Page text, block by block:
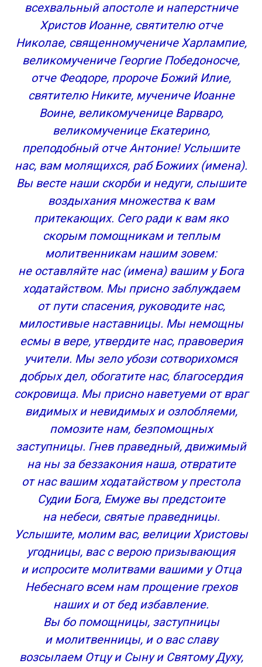
всехвальный апостоле и наперстниче
Христов Иоанне, святителю отче
Николае, священномучениче Харлампие,
великомучениче Георгие Победоносче,
отче Феодоре, пророче Божий Илие,
святителю Никите, мучениче Иоанне
Воине, великомученице Варваро,
великомученице Екатерино,
преподобный отче Антоние! Услышите
нас, вам молящихся, раб Божиих (имена).
Вы весте наши скорби и недуги, слышите
воздыхания множества к вам
притекающих. Сего ради к вам яко
скорым помощникам и теплым
молитвенникам нашим зовем:
не оставляйте нас (имена) вашим у Бога
ходатайством. Мы присно заблуждаем
от пути спасения, руководите нас,
милостивые наставницы. Мы немощны
есмы в вере, утвердите нас, правоверия
учители. Мы зело убози сотворихомся
добрых дел, обогатите нас, благосердия
сокровища. Мы присно наветуеми от враг
видимых и невидимых и озлобляеми,
помозите нам, безпомощных
заступницы. Гнев праведный, движимый
на ны за беззакония наша, отвратите
от нас вашим ходатайством у престола
Судии Бога, Емуже вы предстоите
на небеси, святые праведницы.
Услышите, молим вас, велиции Христовы
угодницы, вас с верою призывающия
и испросите молитвами вашими у Отца
Небеснаго всем нам прощение грехов
наших и от бед избавление.
Вы бо помощницы, заступницы
и молитвенницы, и о вас славу
возсылаем Отцу и Сыну и Святому Духу,